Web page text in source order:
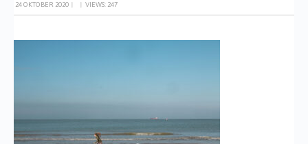
24 OKTOBER 2020 | | VIEWS: 247